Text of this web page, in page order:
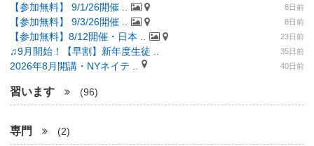
【参加無料】 9/1/26開催 .. 8日前
【参加無料】 9/3/26開催 .. 8日前
【参加無料】8/12開催・日本 .. 23日前
♫9月開始！【早割】新年度生徒 .. 35日前
2026年8月開講・NYネイテ .. 40日前
習います (96)
専門 (2)